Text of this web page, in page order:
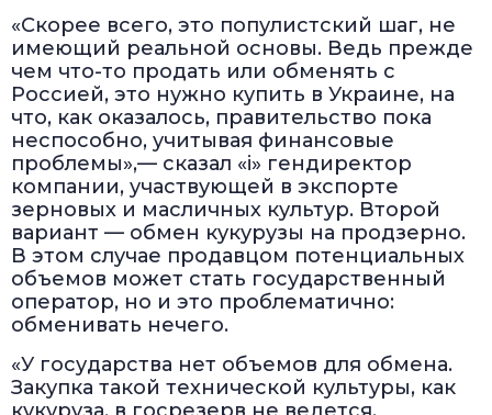
«Скорее всего, это популистский шаг, не
имеющий реальной основы. Ведь прежде
чем что-то продать или обменять с
Россией, это нужно купить в Украине, на
что, как оказалось, правительство пока
неспособно, учитывая финансовые
проблемы»,— сказал «i» гендиректор
компании, участвующей в экспорте
зерновых и масличных культур. Второй
вариант — обмен кукурузы на продзерно.
В этом случае продавцом потенциальных
объемов может стать государственный
оператор, но и это проблематично:
обменивать нечего.
«У государства нет объемов для обмена.
Закупка такой технической культуры, как